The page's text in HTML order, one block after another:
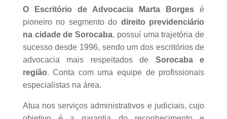
O Escritório de Advocacia Marta Borges é
pioneiro no segmento do direito previdenciário
na cidade de Sorocaba, possuí uma trajetória de
sucesso desde 1996, sendo um dos escritórios de
advocacia mais respeitados de Sorocaba e
região. Conta com uma equipe de profissionais
especialistas na área.
Atua nos serviços administrativos e judiciais, cujo